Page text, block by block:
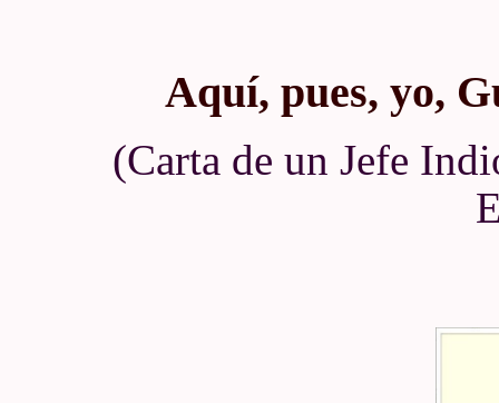
Aquí, pues, yo,
(Carta de un Jefe